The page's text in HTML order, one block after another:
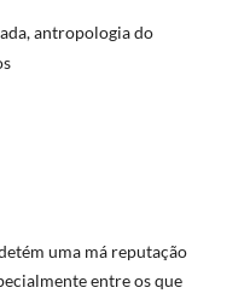
antropologia do
uma má reputação
entre os que